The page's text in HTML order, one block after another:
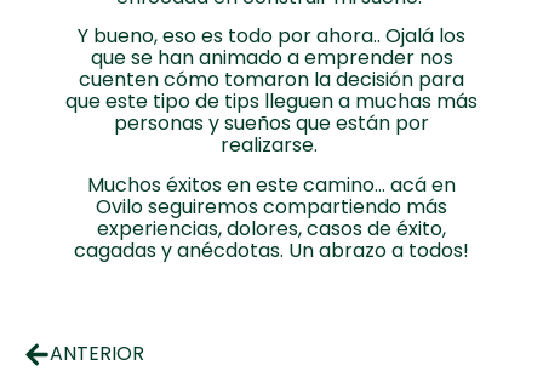
Y bueno, eso es todo por ahora.. Ojalá los
que se han animado a emprender nos
cuenten cómo tomaron la decisión para
que este tipo de tips lleguen a muchas más
personas y sueños que están por
realizarse.
Muchos éxitos en este camino… acá en
Ovilo seguiremos compartiendo más
experiencias, dolores, casos de éxito,
cagadas y anécdotas. Un abrazo a todos!
ANTERIOR